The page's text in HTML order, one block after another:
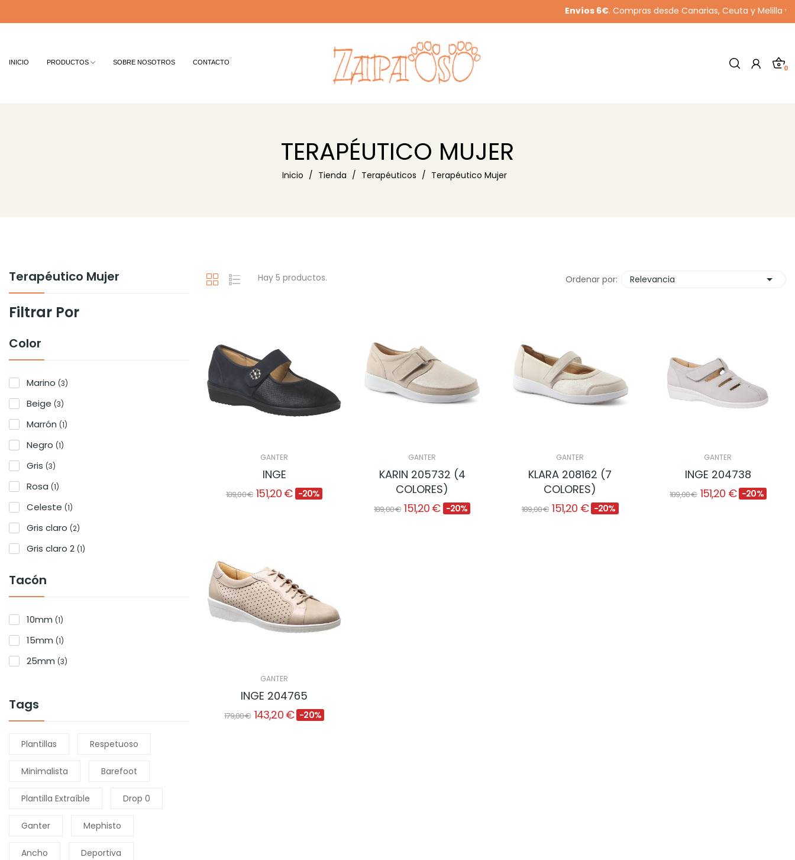
Envíos 6€. Compras desde Canarias, Ceuta y Melilla ver
INICIO PRODUCTOS SOBRE NOSOTROS CONTACTO
0
TERAPÉUTICO MUJER
Inicio Tienda Terapéuticos Terapéutico Mujer
Terapéutico Mujer
Filtrar Por
Color
Marino (3)
Beige (3)
Marrón (1)
Negro (1)
Gris (3)
Rosa (1)
Celeste (1)
Gris claro (2)
Gris claro 2 (1)
Tacón
10mm (1)
15mm (1)
25mm (3)
Tags
Plantillas Respetuoso
Minimalista Barefoot
Plantilla Extraíble Drop 0
Ganter Mephisto
Ancho Deportiva
Hay 5 productos. Ordenar por: Relevancia 
GANTER
INGE
189,00 € 151,20 € -20%
GANTER
KARIN 205732 (4
COLORES)
189,00 € 151,20 € -20%
GANTER
KLARA 208162 (7
COLORES)
189,00 € 151,20 € -20%
GANTER
INGE 204738
189,00 € 151,20 € -20%
GANTER
INGE 204765
179,00 € 143,20 € -20%